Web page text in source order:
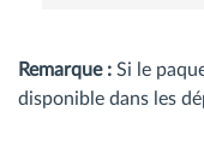
Remarque : Si le
disponible dans les